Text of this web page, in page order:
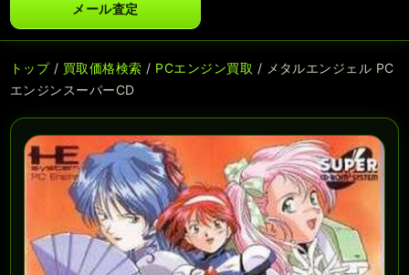
メール査定
トップ/ 買取価格検索 / PCエンジン買取 / メタルエンジェル PC
エンジンスーパーCD